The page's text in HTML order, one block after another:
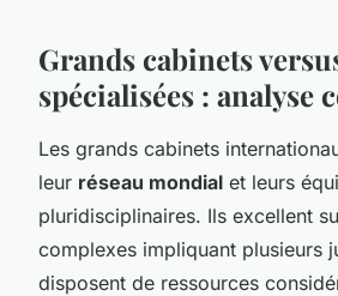
Grands cabinets
spécialisées : analyse
Les grands cabinets
leur réseau mondial et leurs
pluridisciplinaires. Ils excellent
complexes impliquant plusieurs
disposent de ressources